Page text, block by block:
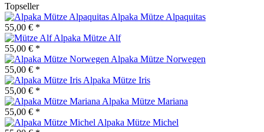
Topseller
Alpaka Mütze Alpaquitas
55,00 € *
Alpaka Mütze Alf
55,00 € *
Alpaka Mütze Norwegen
55,00 € *
Alpaka Mütze Iris
55,00 € *
Alpaka Mütze Mariana
55,00 € *
Alpaka Mütze Michel